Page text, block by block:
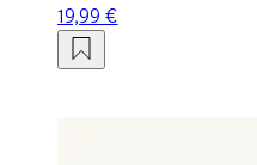
19,99 €